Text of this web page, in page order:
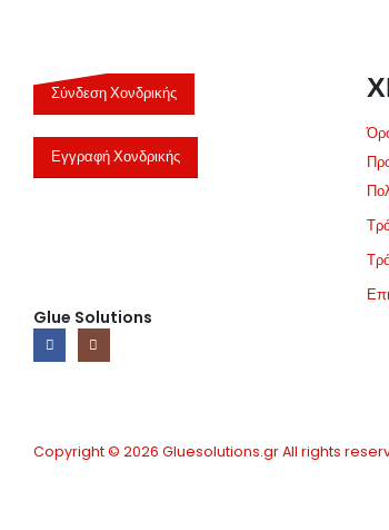
Σύνδεση Χονδρικής
Εγγραφή Χονδρικής
Glue Solutions
Copyright © 2026 Gluesolutions.gr All rights